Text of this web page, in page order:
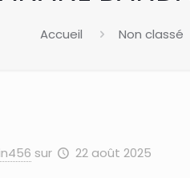
Accueil Non classé
sur 22 août 2025